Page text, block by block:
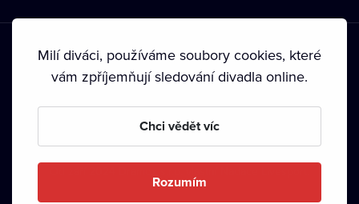
Podmínky používání • Ochrana soukromí • Zásady používání
• Autorská práva•
Milí diváci, používáme soubory cookies, které
vám zpříjemňují sledování divadla online.
Chci vědět víc
Rozumím